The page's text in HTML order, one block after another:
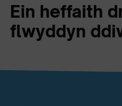
Ein heffaith
flwyddyn